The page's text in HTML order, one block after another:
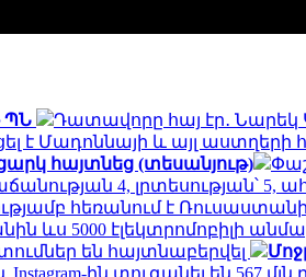
ՊՆ
Դատավորը հայ էր․
է Մադոննայի և այլ
հայտնեց (տեսանյութ)
4, լրտեսության՝ 5,
հեռանում է
ևս 5000 էլեկտրոմոբիլի
են հայտնաբերվել
Instagram-ին տուգանել են 567 մլն